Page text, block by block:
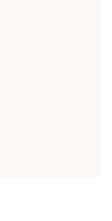
Finns även i dessa